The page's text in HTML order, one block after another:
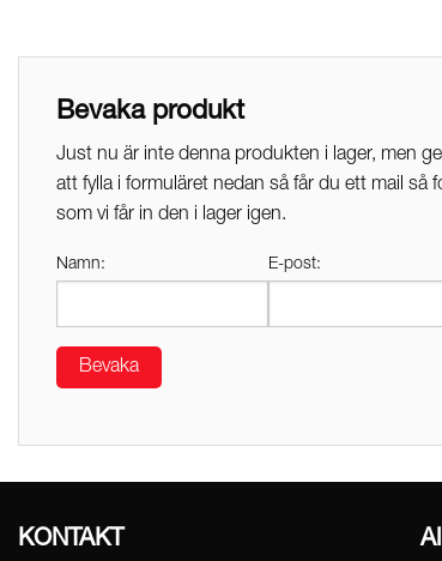
Bevaka produkt
Just nu är inte denna produkten i lager, men
att fylla i formuläret nedan så får du ett mail så
som vi får in den i lager igen.
Namn: E-post:
Bevaka
KONTAKT